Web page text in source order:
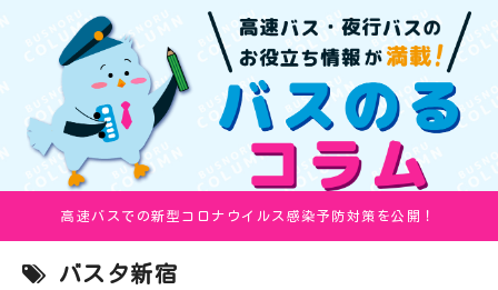
高速バスでの新型コロナウイルス感染予防対策を公開！
バスタ新宿